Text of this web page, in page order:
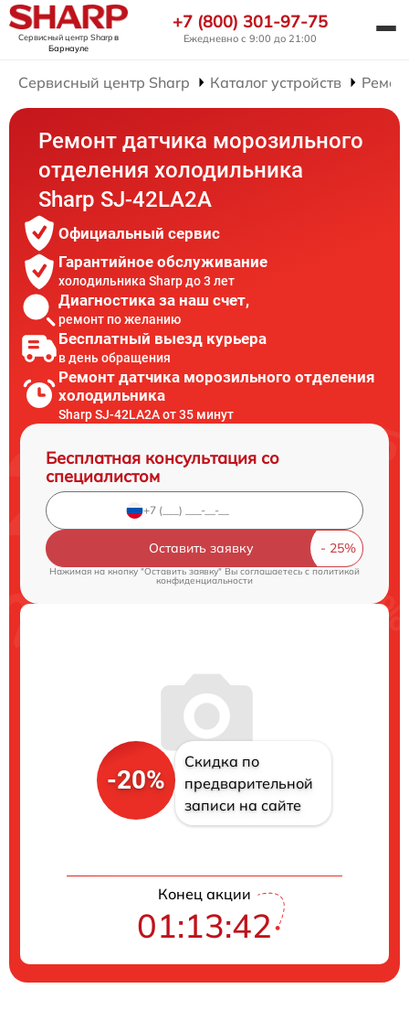
Сервисный центр Sharpв
Барнауле
+7 (800) 301-97-75
Ежедневно с 9:00 до 21:00
Сервисный центр Sharp Каталог устройств
Ремонт датчика морозильного
отделения холодильника
Sharp SJ-42LA2A
Официальный сервис
Гарантийное обслуживание
холодильника Sharp до 3 лет
Диагностика за наш счет,
ремонт по желанию
Бесплатный выезд курьера
в день обращения
Ремонт датчика морозильного отделения
холодильника
Sharp SJ-42LA2A от 35 минут
Бесплатная консультация со
специалистом
Оставить заявку
Нажимая на кнопку "Оставить заявку" Вы соглашаетесь cполитикой
конфиденциальности
-20%
Скидка по
предварительной
записи на сайте
Конец акции
01:13:41